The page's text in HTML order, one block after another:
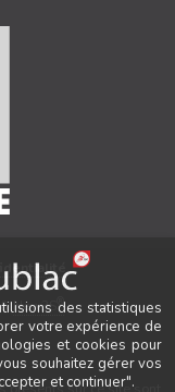
&New3S ®
sur ce site sont
des statistiques
votre expérience de
et cookies pour
souhaitez gérer vos
et continuer".